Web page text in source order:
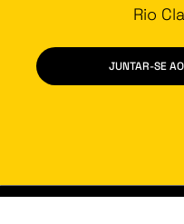
Rio
JUNTAR-SE